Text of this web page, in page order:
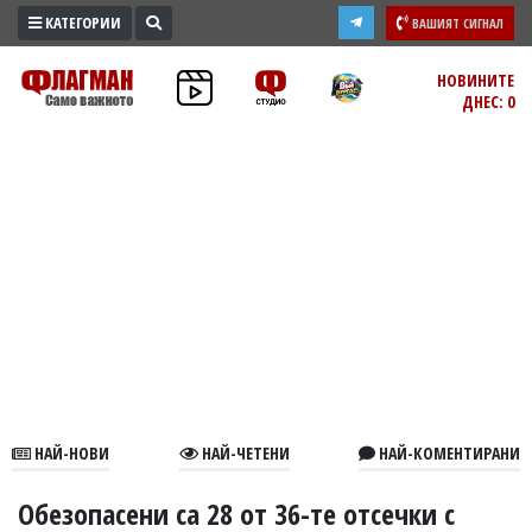
ПРОМО
ЗОНА
В
КАТЕГОРИИ ВАШИЯТ СИГНАЛ
НОВИНИТЕ
ДНЕС: 0
НАЙ-НОВИ НАЙ-ЧЕТЕНИ НАЙ-КОМЕНТИРАНИ
Обезопасени са 28 от 36-те отсечки с